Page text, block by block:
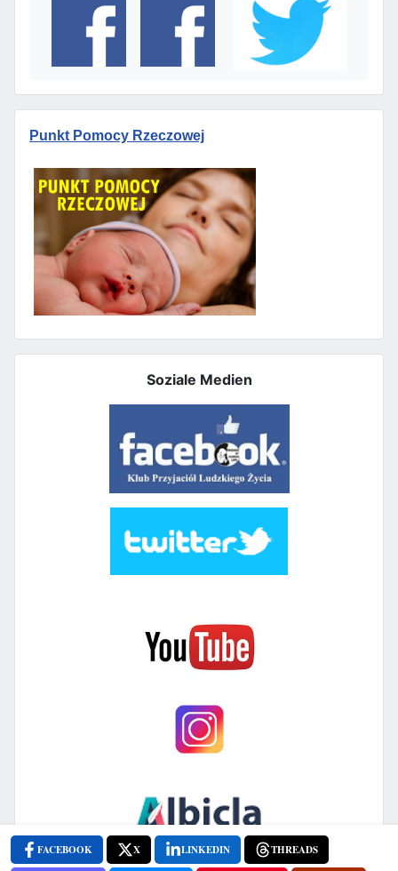
Punkt Pomocy Rzeczowej
Soziale Medien
FACEBOOK X LINKEDIN THREADS